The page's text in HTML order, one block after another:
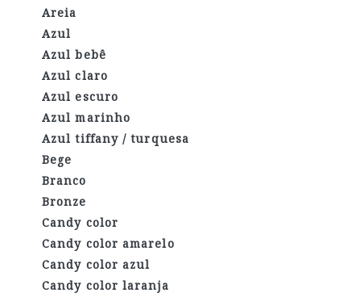
Areia
Azul
Azul bebê
Azul claro
Azul escuro
Azul marinho
Azul tiffany / turquesa
Bege
Branco
Bronze
Candy color
Candy color amarelo
Candy color azul
Candy color laranja